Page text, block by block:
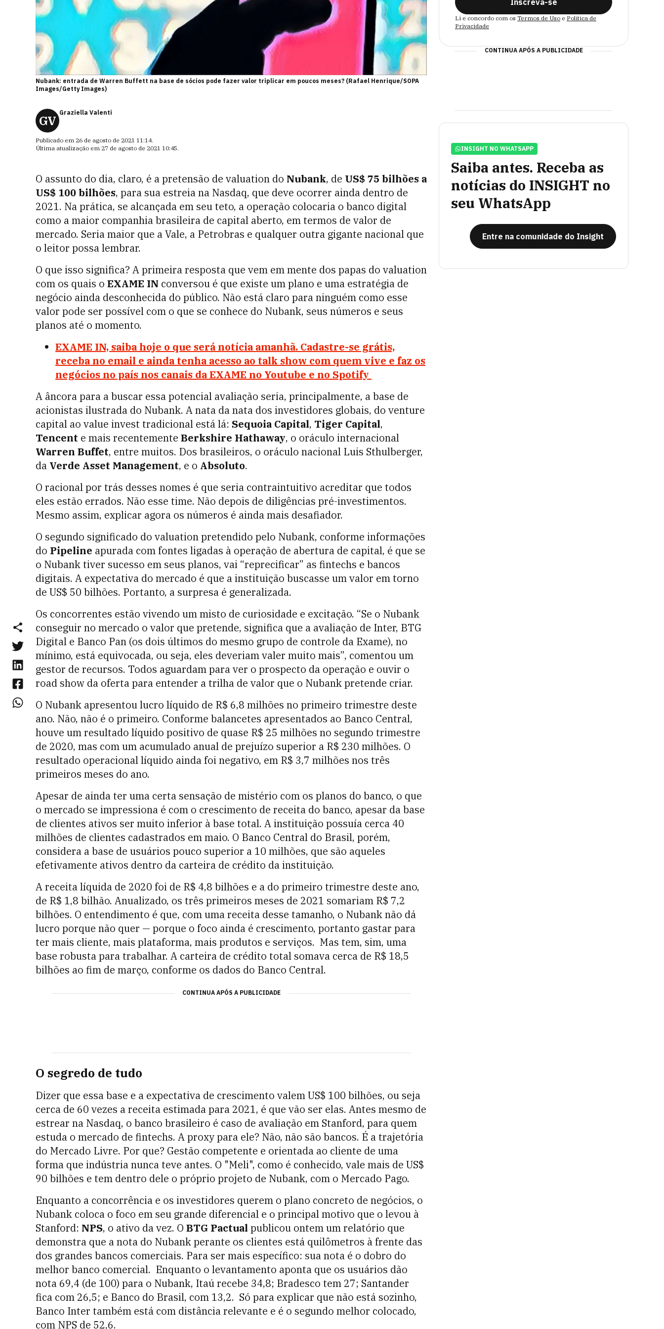
Nubank: entrada de Warren Buffett na base de sócios pode fazer valor triplicar em poucos meses? (Rafael Henrique/SOPA
Images/Getty Images)
GV
Graziella Valenti
Publicado em 26 de agosto de 2021 11:14.
Última atualização em 27 de agosto de 2021 10:45.
O assunto do dia, claro, é a pretensão de valuation do Nubank, de US$ 75 bilhões a
US$ 100 bilhões, para sua estreia na Nasdaq, que deve ocorrer ainda dentro de
2021. Na prática, se alcançada em seu teto, a operação colocaria o banco digital
como a maior companhia brasileira de capital aberto, em termos de valor de
mercado. Seria maior que a Vale, a Petrobras e qualquer outra gigante nacional que
o leitor possa lembrar.
O que isso significa? A primeira resposta que vem em mente dos papas do valuation
com os quais o EXAME IN conversou é que existe um plano e uma estratégia de
negócio ainda desconhecida do público. Não está claro para ninguém como esse
valor pode ser possível com o que se conhece do Nubank, seus números e seus
planos até o momento.
EXAME IN, saiba hoje o que será notícia amanhã. Cadastre-se grátis,
receba no email e ainda tenha acesso ao talk show com quem vive e faz os
negócios no país nos canais da EXAME no Youtube e no Spotify
A âncora para a buscar essa potencial avaliação seria, principalmente, a base de
acionistas ilustrada do Nubank. A nata da nata dos investidores globais, do venture
capital ao value invest tradicional está lá: Sequoia Capital, Tiger Capital,
Tencent e mais recentemente Berkshire Hathaway, o oráculo internacional
Warren Buffet, entre muitos. Dos brasileiros, o oráculo nacional Luis Sthulberger,
da Verde Asset Management, e o Absoluto.
O racional por trás desses nomes é que seria contraintuitivo acreditar que todos
eles estão errados. Não esse time. Não depois de diligências pré-investimentos.
Mesmo assim, explicar agora os números é ainda mais desafiador.
O segundo significado do valuation pretendido pelo Nubank, conforme informações
do Pipeline apurada com fontes ligadas à operação de abertura de capital, é que se
o Nubank tiver sucesso em seus planos, vai “reprecificar” as fintechs e bancos
digitais. A expectativa do mercado é que a instituição buscasse um valor em torno
de US$ 50 bilhões. Portanto, a surpresa é generalizada.
Os concorrentes estão vivendo um misto de curiosidade e excitação. “Se o Nubank
conseguir no mercado o valor que pretende, significa que a avaliação de Inter, BTG
Digital e Banco Pan (os dois últimos do mesmo grupo de controle da Exame), no
mínimo, está equivocada, ou seja, eles deveriam valer muito mais”, comentou um
gestor de recursos. Todos aguardam para ver o prospecto da operação e ouvir o
road show da oferta para entender a trilha de valor que o Nubank pretende criar.
O Nubank apresentou lucro líquido de R$ 6,8 milhões no primeiro trimestre deste
ano. Não, não é o primeiro. Conforme balancetes apresentados ao Banco Central,
houve um resultado líquido positivo de quase R$ 25 milhões no segundo trimestre
de 2020, mas com um acumulado anual de prejuízo superior a R$ 230 milhões. O
resultado operacional líquido ainda foi negativo, em R$ 3,7 milhões nos três
primeiros meses do ano.
Apesar de ainda ter uma certa sensação de mistério com os planos do banco, o que
o mercado se impressiona é com o crescimento de receita do banco, apesar da base
de clientes ativos ser muito inferior à base total. A instituição possuía cerca 40
milhões de clientes cadastrados em maio. O Banco Central do Brasil, porém,
considera a base de usuários pouco superior a 10 milhões, que são aqueles
efetivamente ativos dentro da carteira de crédito da instituição.
A receita líquida de 2020 foi de R$ 4,8 bilhões e a do primeiro trimestre deste ano,
de R$ 1,8 bilhão. Anualizado, os três primeiros meses de 2021 somariam R$ 7,2
bilhões. O entendimento é que, com uma receita desse tamanho, o Nubank não dá
lucro porque não quer — porque o foco ainda é crescimento, portanto gastar para
ter mais cliente, mais plataforma, mais produtos e serviços. Mas tem, sim, uma
base robusta para trabalhar. A carteira de crédito total somava cerca de R$ 18,5
bilhões ao fim de março, conforme os dados do Banco Central.
CONTINUA APÓS A PUBLICIDADE
O segredo de tudo
Dizer que essa base e a expectativa de crescimento valem US$ 100 bilhões, ou seja
cerca de 60 vezes a receita estimada para 2021, é que vão ser elas. Antes mesmo de
estrear na Nasdaq, o banco brasileiro é caso de avaliação em Stanford, para quem
estuda o mercado de fintechs. A proxy para ele? Não, não são bancos. É a trajetória
do Mercado Livre. Por que? Gestão competente e orientada ao cliente de uma
forma que indústria nunca teve antes. O "Meli", como é conhecido, vale mais de US$
90 bilhões e tem dentro dele o próprio projeto de Nubank, com o Mercado Pago.
Enquanto a concorrência e os investidores querem o plano concreto de negócios, o
Nubank coloca o foco em seu grande diferencial e o principal motivo que o levou à
Stanford: NPS, o ativo da vez. O BTG Pactual publicou ontem um relatório que
demonstra que a nota do Nubank perante os clientes está quilômetros à frente das
dos grandes bancos comerciais. Para ser mais específico: sua nota é o dobro do
melhor banco comercial. Enquanto o levantamento aponta que os usuários dão
nota 69,4 (de 100) para o Nubank, Itaú recebe 34,8; Bradesco tem 27; Santander
fica com 26,5; e Banco do Brasil, com 13,2. Só para explicar que não está sozinho,
Banco Inter também está com distância relevante e é o segundo melhor colocado,
com NPS de 52,6.
Inscreva-se
Li e concordo com os Termos de Uso e Política de
Privacidade
CONTINUA APÓS A PUBLICIDADE
INSIGHT NO WHATSAPP
Saiba antes. Receba as
notícias do INSIGHT no
seu WhatsApp
Entre na comunidade do Insight